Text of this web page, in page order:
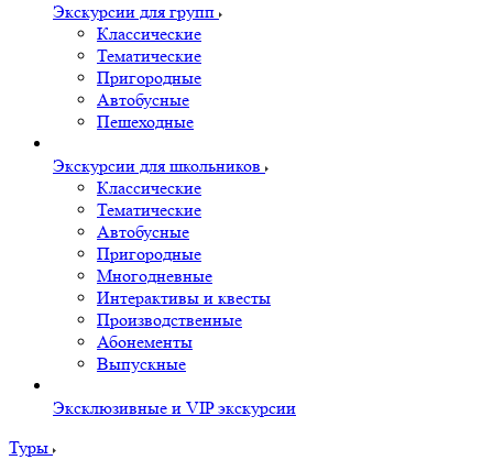
Экскурсии для групп
Классические
Тематические
Пригородные
Автобусные
Пешеходные
Экскурсии для школьников
Классические
Тематические
Автобусные
Пригородные
Многодневные
Интерактивы и квесты
Производственные
Абонементы
Выпускные
Эксклюзивные и VIP экскурсии
Туры